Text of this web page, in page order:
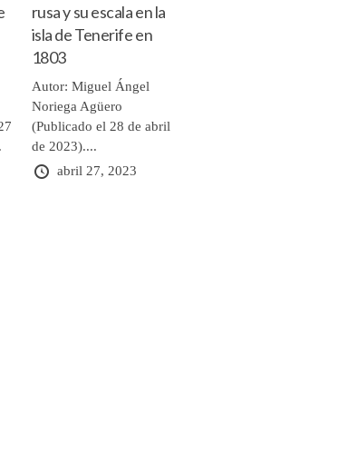
rusa y su escala en la
isla de Tenerife en
1803
Autor: Miguel Ángel
Noriega Agüero
(Publicado el 28 de abril
de 2023)....
abril 27, 2023